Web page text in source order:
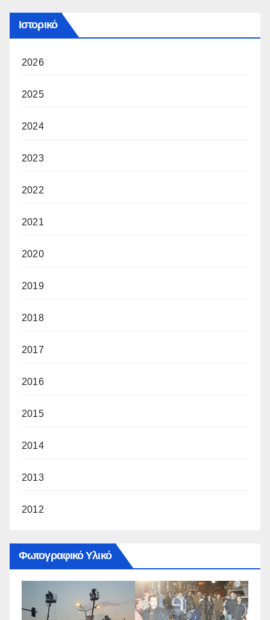
Ιστορικό
2026
2025
2024
2023
2022
2021
2020
2019
2018
2017
2016
2015
2014
2013
2012
Φωτογραφικό Υλικό